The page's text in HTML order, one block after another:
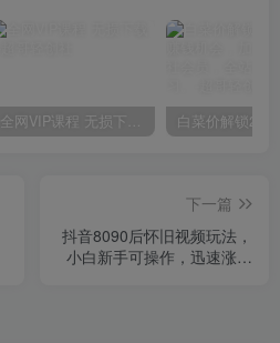
全网VIP课程 无损下载~
下一篇
抖音8090后怀旧视频玩法，
小白新手可操作，迅速涨粉